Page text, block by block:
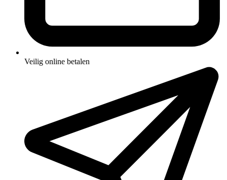
Veilig online betalen